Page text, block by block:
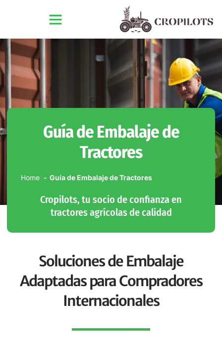
Guía de Embalaje de
Tractores
Home Guía de Embalaje de Tractores
Cropilots, tu socio de confianza en
tractores agrícolas de calidad
Soluciones de Embalaje
Adaptadas para Compradores
Internacionales